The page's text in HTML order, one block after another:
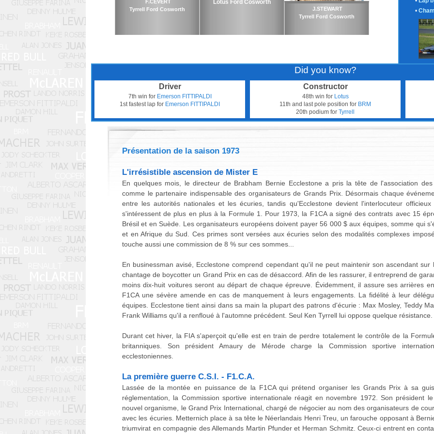
F.CEVERT
Tyrrell Ford Cosworth
Lotus Ford Cosworth
J.STEWART
Tyrrell Ford Cosworth
•
Did you know?
Driver
7th win for Emerson FITTIPALDI
1st fastest lap for Emerson FITTIPALDI
Constructor
48th win for Lotus
11th and last pole position for BRM
20th podium for Tyrrell
Présentation de la saison 1973
L'irrésistible ascension de Mister E
En quelques mois, le directeur de Brabham Bernie Ecclestone a pris la tête de l'association
comme le partenaire indispensable des organisateurs de Grands Prix. Désormais chaque
entre les autorités nationales et les écuries, tandis qu'Ecclestone devient l'interlocuteur
s'intéressent de plus en plus à la Formule 1. Pour 1973, la F1CA a signé des contrats avec 15
Brésil et en Suède. Les organisateurs européens doivent payer 56 000 $ aux équipes, somme qui
et en Afrique du Sud. Ces primes sont versées aux écuries selon des modalités complexes
touche aussi une commission de 8 % sur ces sommes...
En businessman avisé, Ecclestone comprend cependant qu'il ne peut maintenir son ascendant
chantage de boycotter un Grand Prix en cas de désaccord. Afin de les rassurer, il entreprend de
moins dix-huit voitures seront au départ de chaque épreuve. Évidemment, il assure ses arrières
F1CA une sévère amende en cas de manquement à leurs engagements. La fidélité à leur
équipes. Ecclestone tient ainsi dans sa main la plupart des patrons d'écurie : Max Mosley, Teddy
Frank Williams qu'il a renfloué à l'automne précédent. Seul Ken Tyrrell lui oppose quelque résistance.
Durant cet hiver, la FIA s'aperçoit qu'elle est en train de perdre totalement le contrôle de la
britanniques. Son président Amaury de Mérode charge la Commission sportive
ecclestoniennes.
La première guerre C.S.I. - F1.C.A.
Lassée de la montée en puissance de la F1CA qui prétend organiser les Grands Prix à sa
réglementation, la Commission sportive internationale réagit en novembre 1972. Son président
nouvel organisme, le Grand Prix International, chargé de négocier au nom des organisateurs de
avec les écuries. Metternich place à sa tête le Néerlandais Henri Treu, un farouche opposant à
triumvirat en compagnie des Allemands Martin Pfunder et Herman Schmitz. Ceux-ci entrent en